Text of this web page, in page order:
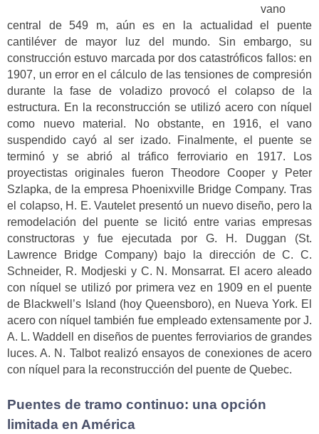
vano
central de 549 m, aún es en la actualidad el puente
cantiléver de mayor luz del mundo. Sin embargo, su
construcción estuvo marcada por dos catastróficos fallos: en
1907, un error en el cálculo de las tensiones de compresión
durante la fase de voladizo provocó el colapso de la
estructura. En la reconstrucción se utilizó acero con níquel
como nuevo material. No obstante, en 1916, el vano
suspendido cayó al ser izado. Finalmente, el puente se
terminó y se abrió al tráfico ferroviario en 1917. Los
proyectistas originales fueron Theodore Cooper y Peter
Szlapka, de la empresa Phoenixville Bridge Company. Tras
el colapso, H. E. Vautelet presentó un nuevo diseño, pero la
remodelación del puente se licitó entre varias empresas
constructoras y fue ejecutada por G. H. Duggan (St.
Lawrence Bridge Company) bajo la dirección de C. C.
Schneider, R. Modjeski y C. N. Monsarrat. El acero aleado
con níquel se utilizó por primera vez en 1909 en el puente
de Blackwell’s Island (hoy Queensboro), en Nueva York. El
acero con níquel también fue empleado extensamente por J.
A. L. Waddell en diseños de puentes ferroviarios de grandes
luces. A. N. Talbot realizó ensayos de conexiones de acero
con níquel para la reconstrucción del puente de Quebec.
Puentes de tramo continuo: una opción
limitada en América